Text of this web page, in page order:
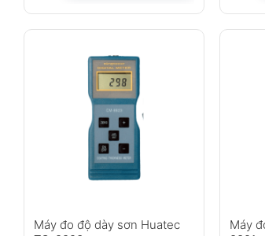
Máy đo độ dày sơn Huatec
Máy